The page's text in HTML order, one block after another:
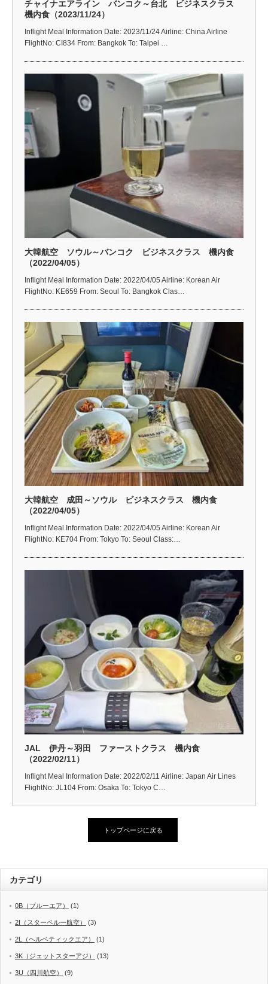
チャイナエアライン バンコク～台北 ビジネスクラス
機内食（2023/11/24）
Inflight Meal Information Date: 2023/11/24 Airline: China Airline
FlightNo: CI834 From: Bangkok To: Taipei …
大韓航空 ソウル～バンコク ビジネスクラス 機内食
（2022/04/05）
Inflight Meal Information Date: 2022/04/05 Airline: Korean Air
FlightNo: KE659 From: Seoul To: Bangkok Clas…
大韓航空 成田～ソウル ビジネスクラス 機内食
（2022/04/05）
Inflight Meal Information Date: 2022/04/05 Airline: Korean Air
FlightNo: KE704 From: Tokyo To: Seoul Class:…
JAL 伊丹～羽田 ファーストクラス 機内食
（2022/02/11）
Inflight Meal Information Date: 2022/02/11 Airline: Japan Air Lines
FlightNo: JL104 From: Osaka To: Tokyo C…
トップページに戻る
カテゴリ
0B（ブルーエア） (1)
2I（スターペルー航空） (3)
2L（ヘルベティックエア） (1)
3K（ジェットスターアジ） (13)
3U（四川航空） (9)